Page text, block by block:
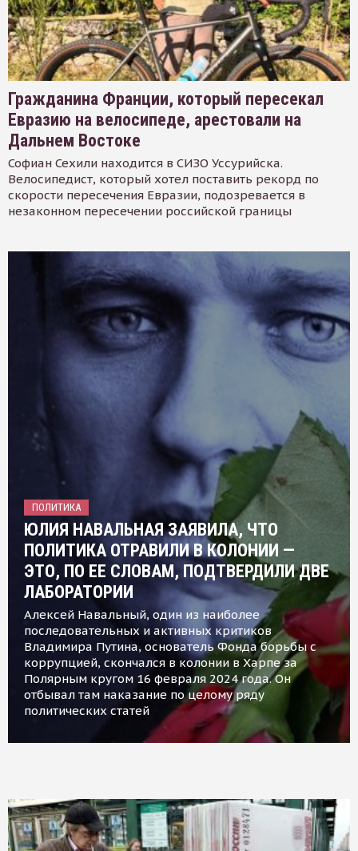
Гражданина Франции, который пересекал
Евразию на велосипеде, арестовали на
Дальнем Востоке
Софиан Сехили находится в СИЗО Уссурийска.
Велосипедист, который хотел поставить рекорд по
скорости пересечения Евразии, подозревается в
незаконном пересечении российской границы
ПОЛИТИКА
ЮЛИЯ НАВАЛЬНАЯ ЗАЯВИЛА, ЧТО
ПОЛИТИКА ОТРАВИЛИ В КОЛОНИИ —
ЭТО, ПО ЕЕ СЛОВАМ, ПОДТВЕРДИЛИ ДВЕ
ЛАБОРАТОРИИ
Алексей Навальный, один из наиболее
последовательных и активных критиков
Владимира Путина, основатель Фонда борьбы с
коррупцией, скончался в колонии в Харпе за
Полярным кругом 16 февраля 2024 года. Он
отбывал там наказание по целому ряду
политических статей